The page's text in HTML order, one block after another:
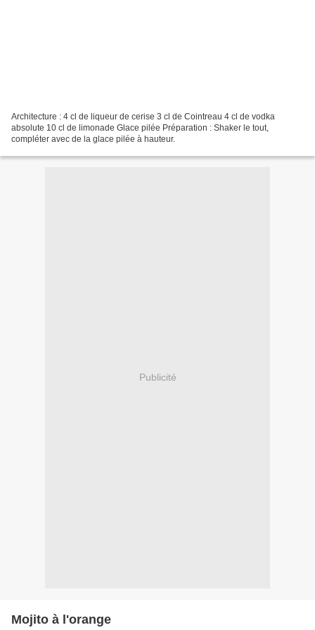
Architecture : 4 cl de liqueur de cerise 3 cl de Cointreau 4 cl de vodka
absolute 10 cl de limonade Glace pilée Préparation : Shaker le tout,
compléter avec de la glace pilée à hauteur.
Publicité
Mojito à l'orange